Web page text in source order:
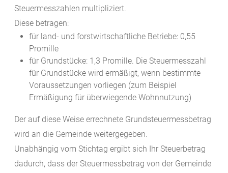
Steuermesszahlen multipliziert.
Diese betragen:
für land- und forstwirtschaftliche Betriebe: 0,55
Promille
für Grundstücke: 1,3 Promille. Die Steuermesszahl
für Grundstücke wird ermäßigt, wenn bestimmte
Voraussetzungen vorliegen (zum Beispiel
Ermäßigung für überwiegende Wohnnutzung)
Der auf diese Weise errechnete Grundsteuermessbetrag
wird an die Gemeinde weitergegeben.
Unabhängig vom Stichtag ergibt sich Ihr Steuerbetrag
dadurch, dass der Steuermessbetrag von der Gemeinde